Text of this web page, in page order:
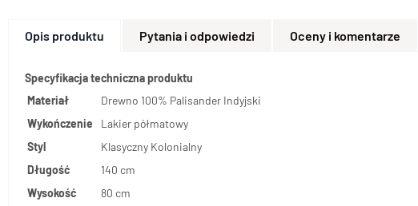
Opis produktu Pytania i odpowiedzi Oceny i komentarze
Specyfikacja techniczna produktu
Materiał
Drewno 100% Palisander Indyjski
Wykończenie
Lakier półmatowy
Styl
Klasyczny Kolonialny
Długość
140 cm
Wysokość
80 cm